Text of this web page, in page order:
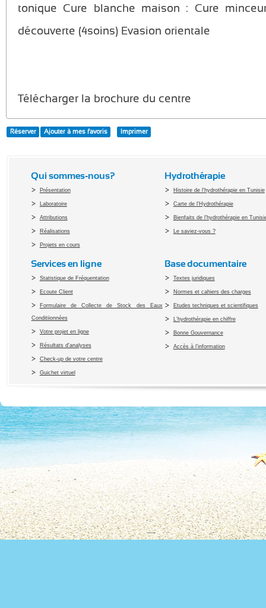
tonique Cure blanche maison : Cure
découverte (4soins) Evasion orientale
Télécharger la brochure du centre
Réserver Ajouter à mes favoris Imprimer
Qui sommes-nous?
Présentation
Laboratoire
Attributions
Réalisations
Projets en cours
Hydrothérapie
Histoire de l'hydrothérapie en Tunisie
Carte de l'Hydrothérapie
Bienfaits de l'hydrothérapie en
Le saviez-vous ?
Services en ligne
Statistique de Fréquentation
Ecoute Client
Formulaire de Collecte de Stock des Eaux
Conditiionnées
Votre projet en ligne
Résultats d'analyses
Check-up de votre centre
Guichet virtuel
Base documentaire
Textes juridiques
Normes et cahiers des charges
Etudes techniques et scientifiques
L'hydrothérapie en chiffre
Bonne Gouvernance
Accès à l’information